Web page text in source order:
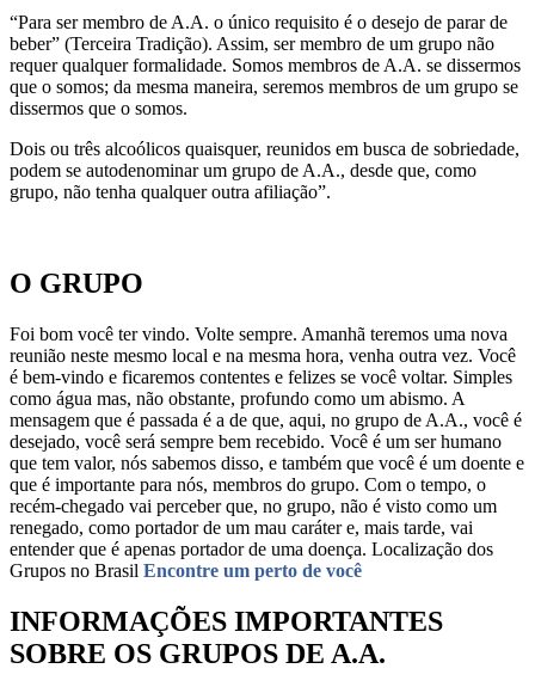
“Para ser membro de A.A. o único requisito é o desejo de parar de
beber” (Terceira Tradição). Assim, ser membro de um grupo não
requer qualquer formalidade. Somos membros de A.A. se dissermos
que o somos; da mesma maneira, seremos membros de um grupo se
dissermos que o somos.
Dois ou três alcoólicos quaisquer, reunidos em busca de sobriedade,
podem se autodenominar um grupo de A.A., desde que, como
grupo, não tenha qualquer outra afiliação”.
O GRUPO
Foi bom você ter vindo. Volte sempre. Amanhã teremos uma nova
reunião neste mesmo local e na mesma hora, venha outra vez. Você
é bem-vindo e ficaremos contentes e felizes se você voltar. Simples
como água mas, não obstante, profundo como um abismo. A
mensagem que é passada é a de que, aqui, no grupo de A.A., você é
desejado, você será sempre bem recebido. Você é um ser humano
que tem valor, nós sabemos disso, e também que você é um doente e
que é importante para nós, membros do grupo. Com o tempo, o
recém-chegado vai perceber que, no grupo, não é visto como um
renegado, como portador de um mau caráter e, mais tarde, vai
entender que é apenas portador de uma doença. Localização dos
Grupos no Brasil Encontre um perto de você
INFORMAÇÕES IMPORTANTES
SOBRE OS GRUPOS DE A.A.